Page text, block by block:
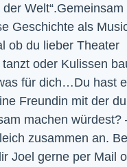
Welt“.Gemeinsam
Geschichte als
ob du lieber Theater
oder Kulissen
für dich…Du hast
Freundin mit der
machen würdest?
zusammen an.
Joel gerne per Mail